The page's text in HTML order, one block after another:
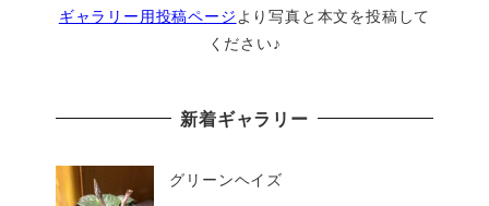
ギャラリー用投稿ページ より写真と本文を投稿して
ください♪
新着ギャラリー
グリーンヘイズ